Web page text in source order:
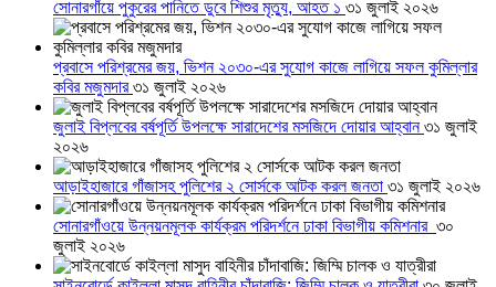
সোনারগাঁয়ে পুকুরের পানিতে ডুবে শিশুর মৃত্যু, আহত ১ ৩১ জুলাই ২০২৬
প্রবাসে পরিশ্রমের জয়, ভিশন ২০৩০-এর সুযোগ কাজে লাগিয়ে সফল কুমিল্লার
কবির মজুমদার৩১ জুলাই ২০২৬
জুলাই বিপ্লবের বর্ষপূর্তি উপলক্ষে সারাদেশের মসজিদে দোয়ার আহ্বান৩১ জুলাই
২০২৬
আড়াইহাজারে গাঁজাসহ পুলিশের ২ সোর্সকে আটক করল জনতা ৩১ জুলাই ২০২৬
সোনারগাঁওয়ে উন্নয়নমূলক কার্যক্রম পরিদর্শনে ঢাকা বিভাগীয় কমিশনার ৩০
জুলাই ২০২৬